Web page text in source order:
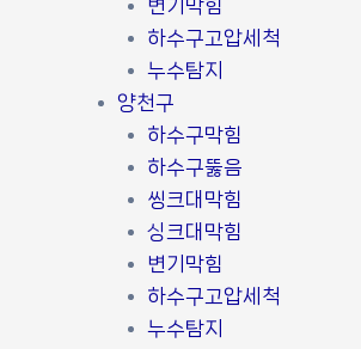
변기막힘
하수구고압세척
누수탐지
양천구
하수구막힘
하수구뚫음
씽크대막힘
싱크대막힘
변기막힘
하수구고압세척
누수탐지